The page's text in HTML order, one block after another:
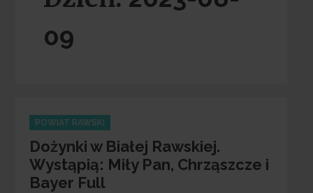
09
Categories
POWIAT RAWSKI
Dożynki w Białej Rawskiej.
Wystąpią: Miły Pan, Chrząszcze i
Bayer Full